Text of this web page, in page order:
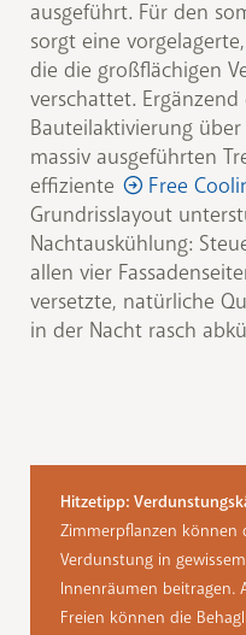
ausgeführt. Für den
sorgt eine
die die großflächigen
verschattet.
Bauteilaktivierung
massiv ausgeführten
effiziente
Free
Grundrisslayout
Nachtauskühlung:
allen vier
versetzte, natürliche
in der Nacht rasch
Hitzetipp:
Zimmerpflanzen können
Verdunstung in
Innenräumen beitragen.
Freien können die